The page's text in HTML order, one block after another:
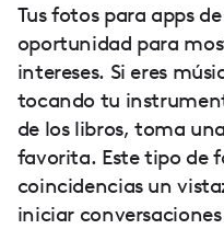
Tus fotos para apps
oportunidad para
intereses. Si eres
tocando tu
de los libros, toma
favorita. Este tipo de
coincidencias un
iniciar